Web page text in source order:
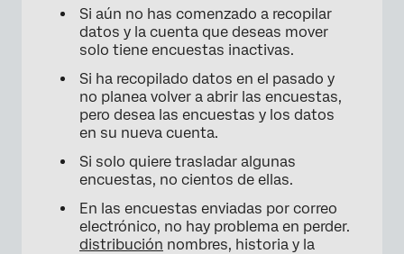
Si aún no has comenzado a recopilar
datos y la cuenta que deseas mover
solo tiene encuestas inactivas.
Si ha recopilado datos en el pasado y
no planea volver a abrir las encuestas,
pero desea las encuestas y los datos
en su nueva cuenta.
Si solo quiere trasladar algunas
encuestas, no cientos de ellas.
En las encuestas enviadas por correo
electrónico, no hay problema en perder.
distribución nombres, historia y la